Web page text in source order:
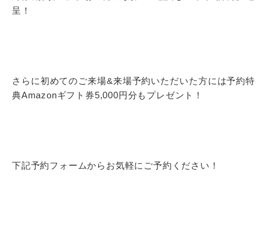
呈！
さらに初めてのご来場&来場予約いただいた方には予約特
典Amazonギフト券5,000円分もプレゼント！
下記予約フォームからお気軽にご予約ください！